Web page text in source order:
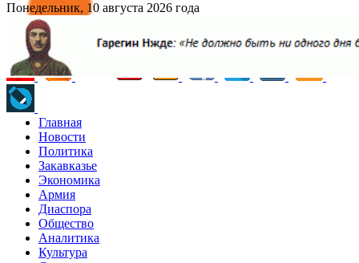
Понедельник, 10 августа 2026 года
Главная
Новости
Политика
Закавказье
Экономика
Армия
Диаспора
Общество
Аналитика
Культура